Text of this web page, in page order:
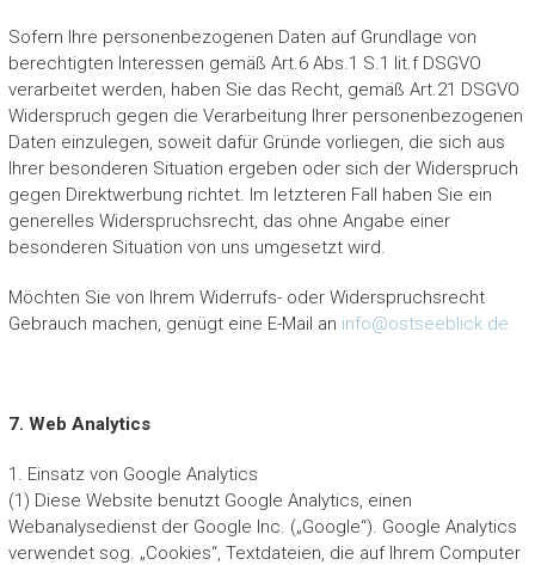
Sofern Ihre personenbezogenen Daten auf Grundlage von
berechtigten Interessen gemäß Art.6 Abs.1 S.1 lit.f DSGVO
verarbeitet werden, haben Sie das Recht, gemäß Art.21 DSGVO
Widerspruch gegen die Verarbeitung Ihrer personenbezogenen
Daten einzulegen, soweit dafür Gründe vorliegen, die sich aus
Ihrer besonderen Situation ergeben oder sich der Widerspruch
gegen Direktwerbung richtet. Im letzteren Fall haben Sie ein
generelles Widerspruchsrecht, das ohne Angabe einer
besonderen Situation von uns umgesetzt wird.
Möchten Sie von Ihrem Widerrufs- oder Widerspruchsrecht
Gebrauch machen, genügt eine E-Mail an info@ostseeblick.de.
7. Web Analytics
1. Einsatz von Google Analytics
(1) Diese Website benutzt Google Analytics, einen
Webanalysedienst der Google Inc. („Google“). Google Analytics
verwendet sog. „Cookies“, Textdateien, die auf Ihrem Computer